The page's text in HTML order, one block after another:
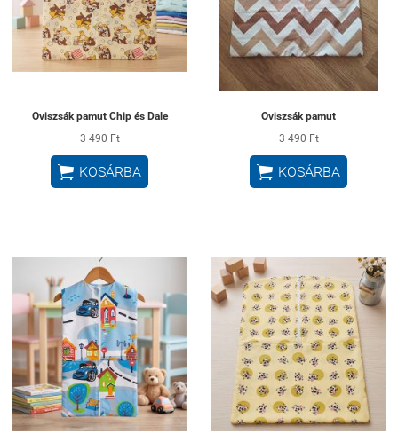
Oviszsák pamut Chip és Dale
3 490 Ft
 KOSÁRBA
Oviszsák pamut
3 490 Ft
 KOSÁRBA